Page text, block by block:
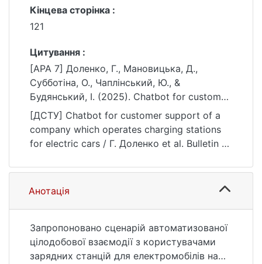
Кінцева сторінка :
121
Цитування :
[APA 7] Доленко, Г., Мановицька, Д.,
Субботіна, О., Чаплінський, Ю., &
Будянський, І. (2025). Chatbot for customer
support of a company which operates
charging stations for electric cars. Bulletin of
Taras Shevchenko National University of
121. https://doi.org/10.17721/1812-
[ДСТУ] Chatbot for customer support of a
company which operates charging stations
for electric cars / Г. Доленко et al. Bulletin of
Kyiv. Physics and Mathematics. 2025. Vol. 80,
no. 1. P. 115—121. DOI: 10.17721/1812-
5409.2025/1.15 (date of access: 25.07.2026).
Анотація
Запропоновано сценарій автоматизованої
цілодобової взаємодії з користувачами
зарядних станцій для електромобілів на